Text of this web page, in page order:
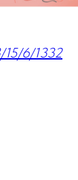
15/6/1332